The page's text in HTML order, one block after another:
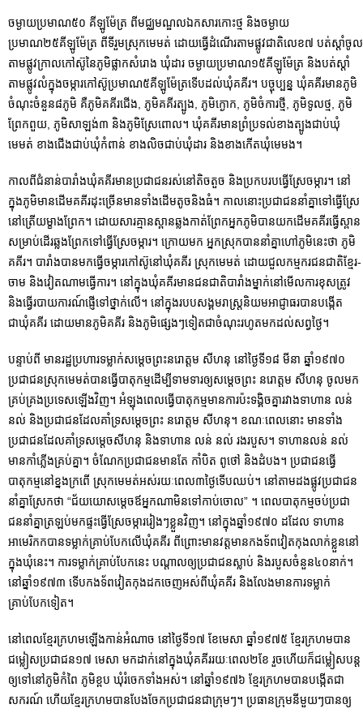
ចម្ងាយប្រមាណ៥០ គីឡូម៉ែត្រ ពីមជ្ឈមណ្ឌលឯកសារកោះថ្ម និងចម្ងាយ
ប្រមាណ២៥គីឡូម៉ែត្រ ពីទីរួមស្រុកមេមត់ ដោយធ្វើដំណើរតាមផ្លូវជាតិលេខ៧ បត់ស្តាំចូល
តាមផ្លូវក្រាលកៅស៊ូនៃភូមិផ្លាកសំរោង ឃុំដារ ចម្ងាយប្រមាណ១៥គីឡូម៉ែត្រ និងបត់ស្តាំ
តាមផ្លូវលំក្នុងចម្ការកៅស៊ូប្រមាណ៥គីឡូម៉ែត្រទើបដល់ឃុំគគីរ។ បច្ចុប្បន្ន ឃុំគគីរមានភូមិ
ចំណុះចំនួន៨ភូមិ គឺភូមិគគីរជើង, ភូមិគគីរត្បូង, ភូមិក្ងោក, ភូមិចំការថ្មី, ភូមិទូលថ្ម, ភូមិ
ព្រែកពួយ, ភូមិសាឡង់៣ និងភូមិស្រែពោល។ ឃុំគគីរមានព្រំ­­­­­­ប្រទល់ខាងត្បូងជាប់ឃុំ
មេមត់ ខាងជើងជាប់ឃុំកំពាន់ ខាងលិចជាប់ឃុំដារ និងខាងកើតឃុំមេមង។
កាលពីជំនាន់បារាំងឃុំគគីរមានប្រជាជនរស់នៅតិចតួច និងប្រកបរបធ្វើស្រែចម្ការ។ នៅ
ក្នុងភូមិមានដើមគគីរដុះច្រើនមានទាំងដើមតូចនិងធំ។ កាលនោះប្រជាជននាំគ្នាទៅធ្វើស្រែ
នៅត្រើយម្ខាងព្រែក។ ដោយសារគ្មានស្ពានឆ្លងកាត់ព្រែកអ្នកភូមិបានយកដើមគគីរធ្វើស្ពាន
សម្រាប់ដើរឆ្លងព្រែកទៅធ្វើស្រែចម្ការ។ ក្រោយមក អ្នកស្រុកបាននាំគ្នាហៅភូមិនេះថា ភូមិ
គគីរ។ បារាំងបានមកធ្វើចម្ការកៅស៊ូនៅឃុំគគីរ ស្រុកមេមត់ ដោយជួលកម្មករជនជាតិខ្មែរ-
ចាម និងវៀតណាមធ្វើការ។ នៅក្នុងឃុំគគីរមានជនជាតិបារាំងម្នាក់នៅមើលការខុសត្រូវ
និងធ្វើរបាយការណ៍ផ្ញើទៅថ្នាក់លើ។ នៅក្នុងរបបសង្គមរាស្រ្តនិយមអាជ្ញាធរបានបង្កើត
ជាឃុំគគីរ ដោយមានភូមិគគីរ និងភូមិផ្សេងៗទៀតជាចំណុះរហូតមកដល់សព្វថ្ងៃ។
បន្ទាប់ពី មានរដ្ឋប្រហារទម្លាក់សម្តេចព្រះនរោត្តម សីហនុ នៅថ្ងៃទី១៨ មីនា ឆ្នាំ១៩៧០
ប្រជាជនស្រុកមេមត់បានធ្វើបាតុកម្មដើម្បីទាមទារឲ្យសម្តេចព្រះ នរោត្តម សីហនុ ចូលមក
គ្រប់គ្រងប្រទេសឡើងវិញ។ អំឡុងពេលធ្វើបាតុកម្មមានការប៉ះទង្គិចគ្នារវាងទាហាន លន់
នល់ និងប្រជាជនដែលគាំទ្រសម្តេចព្រះ នរោត្តម សីហនុ។ ខណៈពេលនោះ មានទាំង
ប្រជាជនដែលគាំទ្រសម្តេចសីហនុ និងទាហាន លន់ នល់ រងរបួស។ ទាហានលន់ នល់
មានកាំភ្លើងគ្រប់គ្នា។ ចំណែកប្រជាជនមានតែ កាំបិត ពូថៅ និងដំបង។ ប្រជាជនធ្វើ
បាតុកម្មនៅខ្នងក្រពើ ស្រុកមេមត់អស់រយៈពេល៣ថ្ងៃទើបឈប់។ នៅតាមដងផ្លូវប្រជាជន
នាំគ្នាស្រែកថា “ជ័យយោសម្តេចឪអ្នកណាមិនទៅកាប់ចោល” ។ ពេលបាតុកម្មចប់ប្រជា
ជននាំគ្នាត្រឡប់មកផ្ទះធ្វើស្រែចម្ការរៀងៗខ្លួនវិញ។ នៅក្នុងឆ្នាំ១៩៧០ ដដែល ទាហាន
អាមេរិកកបានទម្លាក់គ្រាប់បែកលើឃុំគគីរ ពីព្រោះមានវត្តមានកងទ័ពវៀតកុងលាក់ខ្លួននៅ
ក្នុងឃុំនេះ។ ការទម្លាក់គ្រាប់បែកនេះ បណ្តាលឲ្យប្រជាជនស្លាប់ និងរបួសចំនួន៤០នាក់។
នៅឆ្នាំ១៩៧៣ ទើបកងទ័ពវៀតកុងដកចេញអស់ពីឃុំគគីរ និងលែងមានការទម្លាក់
គ្រាប់បែកទៀត។
នៅពេលខ្មែរក្រហមឡើងកាន់អំណាច នៅថ្ងៃទី១៧ ខែមេសា ឆ្នាំ១៩៧៥ ខ្មែរក្រហមបាន
ជម្លៀសប្រជាជន១៧ មេសា មកដាក់នៅក្នុងឃុំគគីររយៈពេល២ខែ រួចហើយក៏ជម្លៀសបន្ត
ឲ្យទៅនៅភូមិកំពៃ ភូមិខ្ពប ឃុំរំចេកទាំងអស់។ នៅឆ្នាំ១៩៧៦ ខ្មែរក្រហមបានបង្កើតជា
សករណ៍ ហើយខ្មែរក្រហមបានបែងចែកប្រជាជនជាក្រុមៗ។ ប្រធានក្រុមនីមួយៗបានឲ្យ